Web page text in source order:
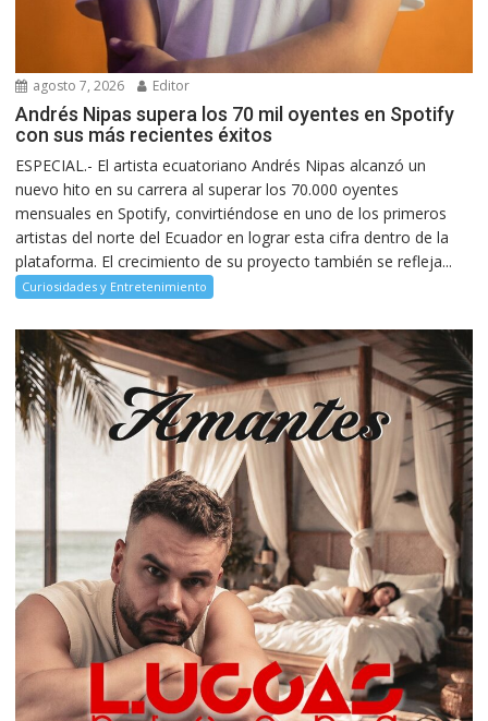
agosto 7, 2026 Editor
Andrés Nipas supera los 70 mil oyentes en Spotify
con sus más recientes éxitos
ESPECIAL.- El artista ecuatoriano Andrés Nipas alcanzó un
nuevo hito en su carrera al superar los 70.000 oyentes
mensuales en Spotify, convirtiéndose en uno de los primeros
artistas del norte del Ecuador en lograr esta cifra dentro de la
plataforma. El crecimiento de su proyecto también se refleja...
Curiosidades y Entretenimiento